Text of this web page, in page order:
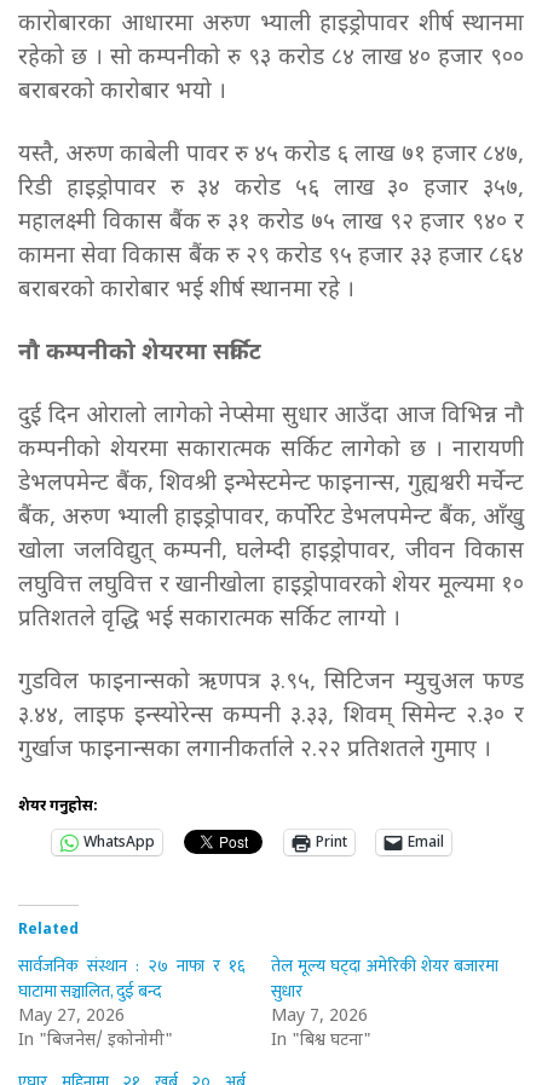
कारोबारका आधारमा अरुण भ्याली हाइड्रोपावर शीर्ष स्थानमा
रहेको छ । सो कम्पनीको रु ९३ करोड ८४ लाख ४० हजार ९००
बराबरको कारोबार भयो ।
यस्तै, अरुण काबेली पावर रु ४५ करोड ६ लाख ७१ हजार ८४७,
रिडी हाइड्रोपावर रु ३४ करोड ५६ लाख ३० हजार ३५७,
महालक्ष्मी विकास बैंक रु ३१ करोड ७५ लाख ९२ हजार ९४० र
कामना सेवा विकास बैंक रु २९ करोड ९५ हजार ३३ हजार ८६४
बराबरको कारोबार भई शीर्ष स्थानमा रहे ।
नौ कम्पनीको शेयरमा सर्किट
दुई दिन ओरालो लागेको नेप्सेमा सुधार आउँदा आज विभिन्न नौ
कम्पनीको शेयरमा सकारात्मक सर्किट लागेको छ । नारायणी
डेभलपमेन्ट बैंक, शिवश्री इन्भेस्टमेन्ट फाइनान्स, गुह्यश्वरी मर्चेन्ट
बैंक, अरुण भ्याली हाइड्रोपावर, कर्पोरेट डेभलपमेन्ट बैंक, आँखु
खोला जलविद्युत् कम्पनी, घलेम्दी हाइड्रोपावर, जीवन विकास
लघुवित्त लघुवित्त र खानीखोला हाइड्रोपावरको शेयर मूल्यमा १०
प्रतिशतले वृद्धि भई सकारात्मक सर्किट लाग्यो ।
गुडविल फाइनान्सको ऋणपत्र ३.९५, सिटिजन म्युचुअल फण्ड
३.४४, लाइफ इन्स्योरेन्स कम्पनी ३.३३, शिवम् सिमेन्ट २.३० र
गुर्खाज फाइनान्सका लगानीकर्ताले २.२२ प्रतिशतले गुमाए ।
शेयर गर्नुहोस:
WhatsApp
Print Email
Related
सार्वजनिक संस्थान : २७ नाफा र १६
घाटामा सञ्चालित, दुई बन्द
May 27, 2026
In "बिजनेस/ इकोनोमी"
तेल मूल्य घट्दा अमेरिकी शेयर बजारमा
सुधार
May 7, 2026
In "बिश्व घटना"